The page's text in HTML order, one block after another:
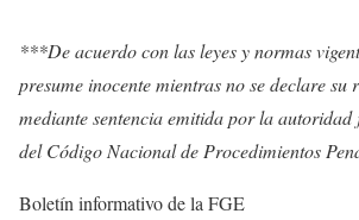
***De acuerdo con las leyes y normas
presume inocente mientras no se declare su
mediante sentencia emitida por la
del Código Nacional de Procedimientos
Boletín informativo de la FGE